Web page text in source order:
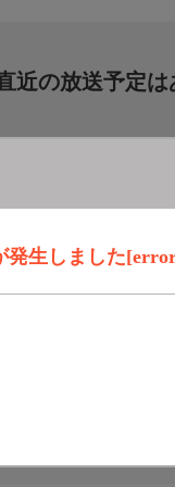
発生しました
近の放送予定は